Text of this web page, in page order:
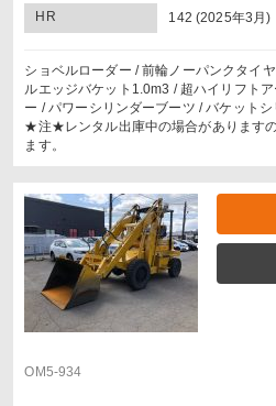
HR 142 (2025年3月)
ショベルローダー / 前輪ノーパンクタイ
ルエッジバケット1.0m3 / 超ハイリフト
ー / パワーシリンダーブーツ / バケット
★注★レンタル出庫中の場合があります
ます。
OM5-934